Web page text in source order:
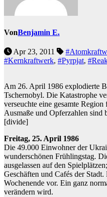
VonBenjamin E.
Apr 23, 2011
#Kernkraftwerk, #Pyrpjat,
Am 26. April 1986 explodierte
Tschernobyl. Die Katastrophe
verseuchte eine gesamte
Ausmaße und Opferzahlen sind
[divide]
Freitag, 25. April 1986
Die 49.000 Einwohner der
wunderschönen Frühlingstag.
ausgelassen auf den
Geschäften und Cafés der
Wochenende vor. Ein ganz
verändern wird.